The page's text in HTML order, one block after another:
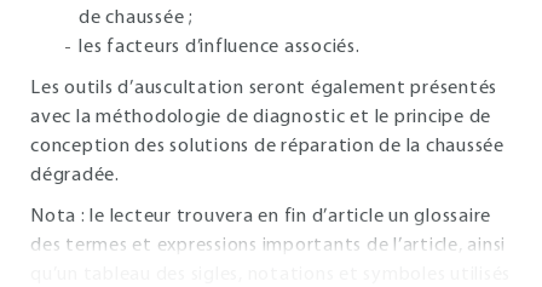
de chaussée ;
les facteurs d’influence associés.
Les outils d’auscultation seront également présentés
avec la méthodologie de diagnostic et le principe de
conception des solutions de réparation de la chaussée
dégradée.
Nota : le lecteur trouvera en fin d’article un glossaire
des termes et expressions importants de l’article, ainsi